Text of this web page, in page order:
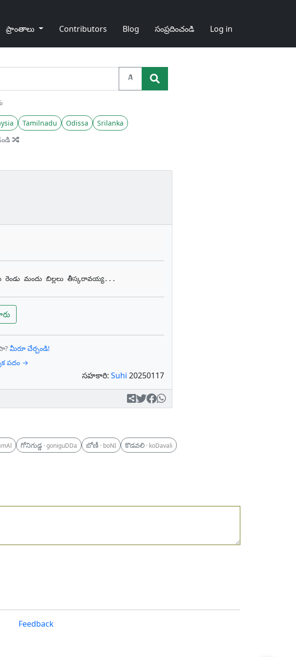
ప్రాంతాలు Contributors Blog సంప్రదించండి Log in
A
Tamilnadu Odissa
Srilanka
మందు బిల్లలు తీస్కరావయ్య...
మీరూ చేర్చండి!
పదం →
సహకారి: Suhi 20250117
గోనిగుడ్డ · goniguDDa బోణీ · boNI కొడవలి · koDavali
Feedback